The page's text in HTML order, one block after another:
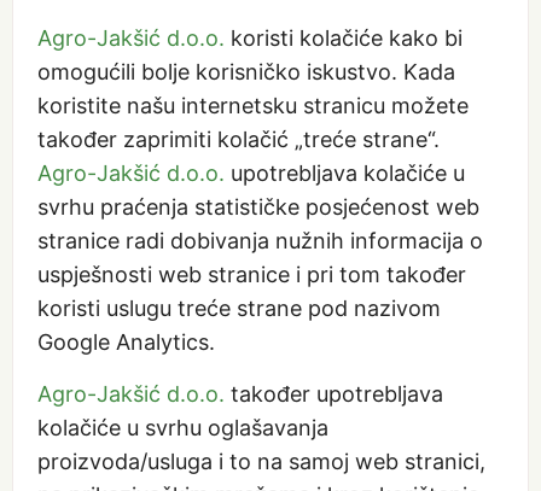
Agro-Jakšić d.o.o. koristi kolačiće kako bi
omogućili bolje korisničko iskustvo. Kada
koristite našu internetsku stranicu možete
također zaprimiti kolačić „treće strane“.
Agro-Jakšić d.o.o. upotrebljava kolačiće u
svrhu praćenja statističke posjećenost web
stranice radi dobivanja nužnih informacija o
uspješnosti web stranice i pri tom također
koristi uslugu treće strane pod nazivom
Google Analytics.
Agro-Jakšić d.o.o. također upotrebljava
kolačiće u svrhu oglašavanja
proizvoda/usluga i to na samoj web stranici,